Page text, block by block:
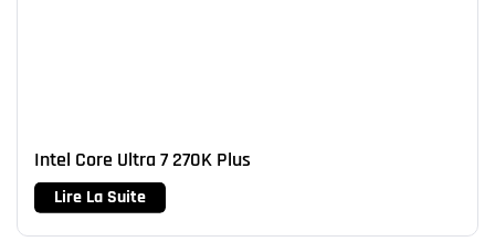
Intel Core Ultra 7 270K Plus
Lire La Suite